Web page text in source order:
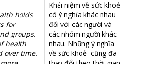
holds
for
groups.
health
over time.
Khái niệm về sức khoẻ
có ý nghĩa khác nhau
đối với các người và
các nhóm người khác
nhau. Những ý nghĩa
về sức khoẻ cũng đã